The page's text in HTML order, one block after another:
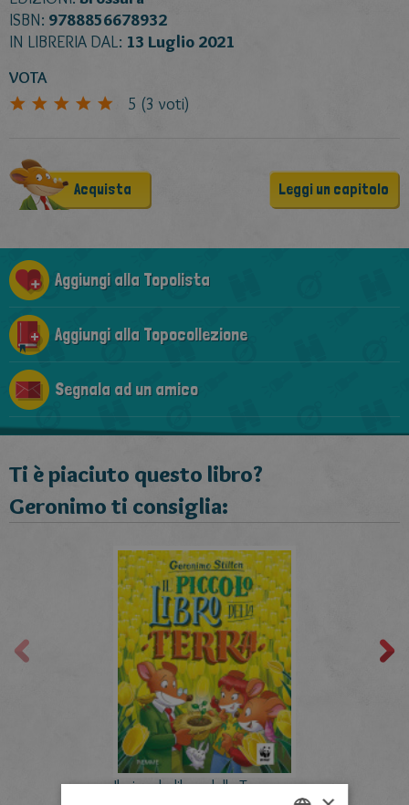
ISBN: 9788856678932
IN LIBRERIA DAL: 13 Luglio 2021
VOTA
5 (3 voti)
Acquista Leggi un capitolo
Aggiungi alla Topolista
Aggiungi alla Topocollezione
Segnala ad un amico
Ti è piaciuto questo libro?
Geronimo ti consiglia:
Il piccolo libro della Terra